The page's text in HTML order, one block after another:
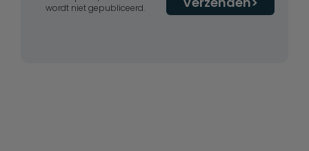
wordt niet gepubliceerd.